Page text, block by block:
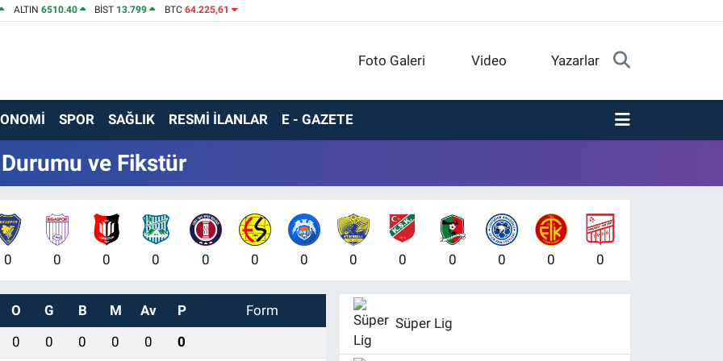
ALTIN 6510.40 BİST 13.799 BTC 64.225,61
Foto Galeri Video Yazarlar
SPOR SAĞLIK RESMİ İLANLAR E - GAZETE
ve Fikstür
0 0 0 0 0 0 0 0 0 0 0 0 0
O G B M Av P
Form
0 0 0 0 0
0
Süper Lig